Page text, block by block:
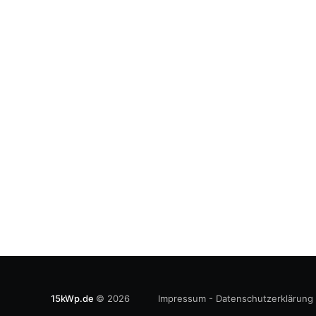
15kWp.de © 2026 Impressum - Datenschutzerklärung